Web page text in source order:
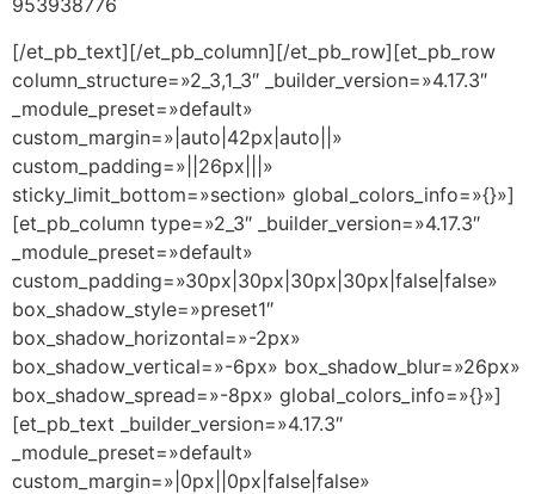
953938776
[/et_pb_text][/et_pb_column][/et_pb_row][et_pb_row
column_structure=»2_3,1_3″ _builder_version=»4.17.3″
_module_preset=»default»
custom_margin=»|auto|42px|auto||»
custom_padding=»||26px|||»
sticky_limit_bottom=»section» global_colors_info=»{}»]
[et_pb_column type=»2_3″ _builder_version=»4.17.3″
_module_preset=»default»
custom_padding=»30px|30px|30px|30px|false|false»
box_shadow_style=»preset1″
box_shadow_horizontal=»-2px»
box_shadow_vertical=»-6px» box_shadow_blur=»26px»
box_shadow_spread=»-8px» global_colors_info=»{}»]
[et_pb_text _builder_version=»4.17.3″
_module_preset=»default»
custom_margin=»|0px||0px|false|false»